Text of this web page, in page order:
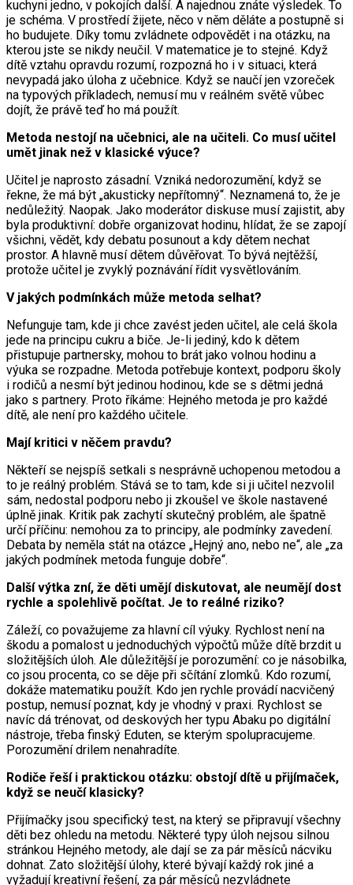
kuchyni jedno, v pokojích další. A najednou znáte výsledek. To
je schéma. V prostředí žijete, něco v něm děláte a postupně si
ho budujete. Díky tomu zvládnete odpovědět i na otázku, na
kterou jste se nikdy neučil. V matematice je to stejné. Když
dítě vztahu opravdu rozumí, rozpozná ho i v situaci, která
nevypadá jako úloha z učebnice. Když se naučí jen vzoreček
na typových příkladech, nemusí mu v reálném světě vůbec
dojít, že právě teď ho má použít.
Metoda nestojí na učebnici, ale na učiteli. Co musí učitel
umět jinak než v klasické výuce?
Učitel je naprosto zásadní. Vzniká nedorozumění, když se
řekne, že má být „akusticky nepřítomný“. Neznamená to, že je
nedůležitý. Naopak. Jako moderátor diskuse musí zajistit, aby
byla produktivní: dobře organizovat hodinu, hlídat, že se zapojí
všichni, vědět, kdy debatu posunout a kdy dětem nechat
prostor. A hlavně musí dětem důvěřovat. To bývá nejtěžší,
protože učitel je zvyklý poznávání řídit vysvětlováním.
V jakých podmínkách může metoda selhat?
Nefunguje tam, kde ji chce zavést jeden učitel, ale celá škola
jede na principu cukru a biče. Je-li jediný, kdo k dětem
přistupuje partnersky, mohou to brát jako volnou hodinu a
výuka se rozpadne. Metoda potřebuje kontext, podporu školy
i rodičů a nesmí být jedinou hodinou, kde se s dětmi jedná
jako s partnery. Proto říkáme: Hejného metoda je pro každé
dítě, ale není pro každého učitele.
Mají kritici v něčem pravdu?
Někteří se nejspíš setkali s nesprávně uchopenou metodou a
to je reálný problém. Stává se to tam, kde si ji učitel nezvolil
sám, nedostal podporu nebo ji zkoušel ve škole nastavené
úplně jinak. Kritik pak zachytí skutečný problém, ale špatně
určí příčinu: nemohou za to principy, ale podmínky zavedení.
Debata by neměla stát na otázce „Hejný ano, nebo ne“, ale „za
jakých podmínek metoda funguje dobře“.
Další výtka zní, že děti umějí diskutovat, ale neumějí dost
rychle a spolehlivě počítat. Je to reálné riziko?
Záleží, co považujeme za hlavní cíl výuky. Rychlost není na
škodu a pomalost u jednoduchých výpočtů může dítě brzdit u
složitějších úloh. Ale důležitější je porozumění: co je násobilka,
co jsou procenta, co se děje při sčítání zlomků. Kdo rozumí,
dokáže matematiku použít. Kdo jen rychle provádí nacvičený
postup, nemusí poznat, kdy je vhodný v praxi. Rychlost se
navíc dá trénovat, od deskových her typu Abaku po digitální
nástroje, třeba finský Eduten, se kterým spolupracujeme.
Porozumění drilem nenahradíte.
Rodiče řeší i praktickou otázku: obstojí dítě u přijímaček,
když se neučí klasicky?
Přijímačky jsou specifický test, na který se připravují všechny
děti bez ohledu na metodu. Některé typy úloh nejsou silnou
stránkou Hejného metody, ale dají se za pár měsíců nácviku
dohnat. Zato složitější úlohy, které bývají každý rok jiné a
vyžadují kreativní řešení, za pár měsíců nezvládnete